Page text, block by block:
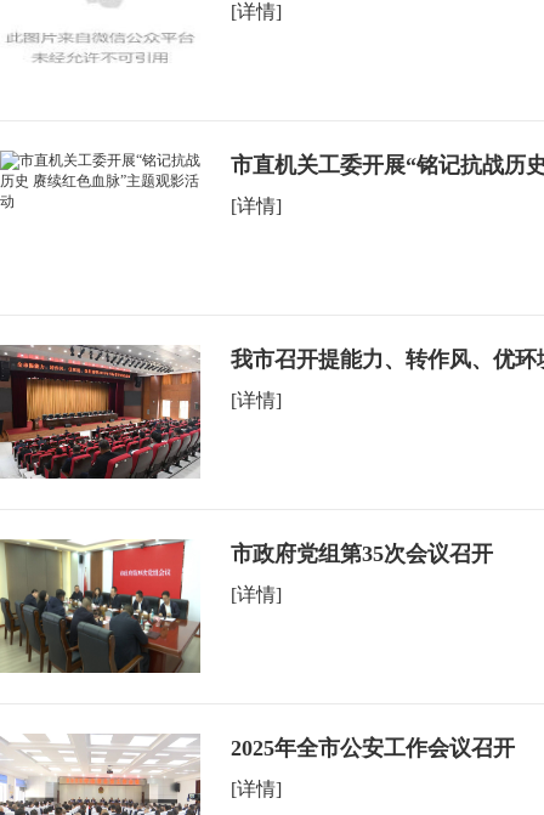
[详情]
市直机关工委开展“铭记抗战历
[详情]
我市召开提能力、转作风、优
[详情]
市政府党组第35次会议召开
[详情]
2025年全市公安工作会议召开
[详情]